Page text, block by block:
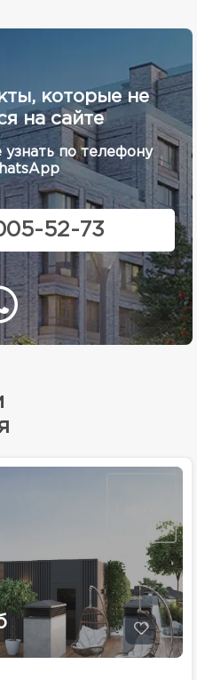
которые не
на сайте
по телефону
52-73